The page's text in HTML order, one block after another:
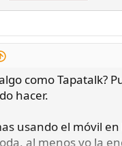
como Tapatalk?
hacer.
usando el móvil
al menos yo la